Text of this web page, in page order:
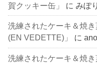
賀クッキー缶」
にみぽ
洗練されたケーキ＆焼
(EN VEDETTE)」
に
洗練されたケーキ＆焼